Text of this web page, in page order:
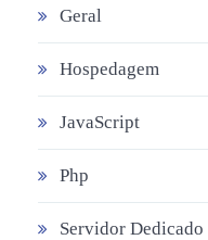
Geral
Hospedagem
JavaScript
Php
Servidor Dedicado